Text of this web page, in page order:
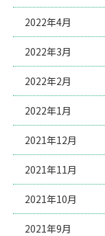
2022年4月
2022年3月
2022年2月
2022年1月
2021年12月
2021年11月
2021年10月
2021年9月